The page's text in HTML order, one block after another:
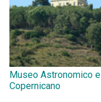
Museo Astronomico e
Copernicano